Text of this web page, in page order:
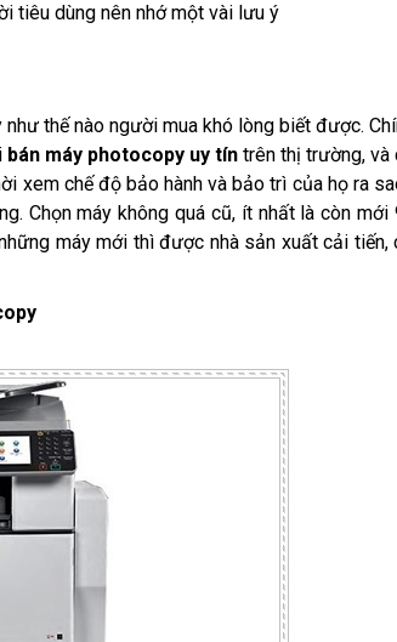
tiêu dùng nên nhớ một vài lưu ý
thế nào người mua khó lòng biết được.
bán máy photocopy uy tín trên thị trường, và
xem chế độ bảo hành và bảo trì của họ ra
Chọn máy không quá cũ, ít nhất là còn mới
máy mới thì được nhà sản xuất cải tiến,